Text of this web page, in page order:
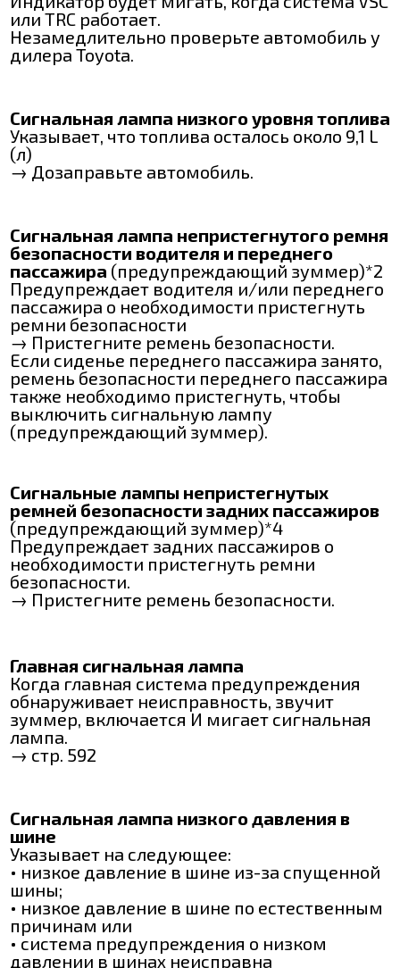
или TRC работает.
Незамедлительно проверьте автомобиль у
дилера Toyota.
Сигнальная лампа низкого уровня топлива
Указывает, что топлива осталось около 9,1 L
(л)
→ Дозаправьте автомобиль.
Сигнальная лампа непристегнутого ремня
безопасности водителя и переднего
пассажира (предупреждающий зуммер)*2
Предупреждает водителя и/или переднего
пассажира о необходимости пристегнуть
ремни безопасности
→ Пристегните ремень безопасности.
Если сиденье переднего пассажира занято,
ремень безопасности переднего пассажира
также необходимо пристегнуть, чтобы
выключить сигнальную лампу
(предупреждающий зуммер).
Сигнальные лампы непристегнутых
ремней безопасности задних пассажиров
(предупреждающий зуммер)*4
Предупреждает задних пассажиров о
необходимости пристегнуть ремни
безопасности.
→ Пристегните ремень безопасности.
Главная сигнальная лампа
Когда главная система предупреждения
обнаруживает неисправность, звучит
зуммер, включается И мигает сигнальная
лампа.
→ стр. 592
Сигнальная лампа низкого давления в
шине
Указывает на следующее:
• низкое давление в шине из-за спущенной
шины;
• низкое давление в шине по естественным
причинам или
• система предупреждения о низком
давлении в шинах неисправна